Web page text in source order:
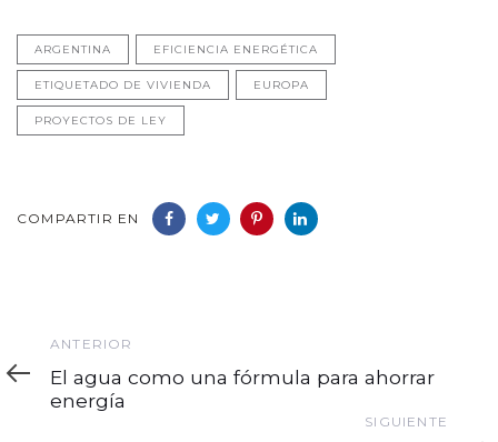
ARGENTINA EFICIENCIA ENERGÉTICA
ETIQUETADO DE VIVIENDA EUROPA
PROYECTOS DE LEY
COMPARTIR EN
Anterior
ANTERIOR
El agua como una fórmula para ahorrar
energía
SIGUIENTE